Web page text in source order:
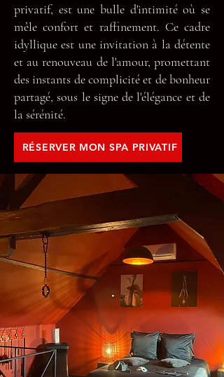
privatif, est une bulle d'intimité où se
mêle confort et raffinement. Ce cadre
idyllique est une invitation à la détente
et au renouveau de l'amour, promettant
des instants de complicité et de bonheur
partagé, sous le signe de l'élégance et de
la sérénité.
RÉSERVER MON SPA PRIVATIF